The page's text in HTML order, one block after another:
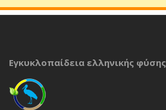
Εγκυκλοπαίδεια ελληνικής φύσης